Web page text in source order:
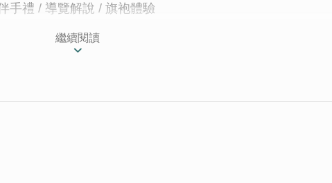
手禮 / 導覽解說 / 旗袍體驗
由父親將村落百年古厝修建而成，擁有閩南傳統二落大厝和
繼續閱讀